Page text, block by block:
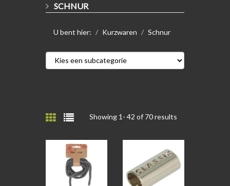
SCHNUR
U bent hier: Kurzwaren Schnur
Showing 1- 42 of 70 results